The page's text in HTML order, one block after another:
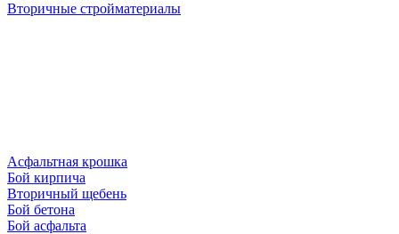
Вторичные стройматериалы
Асфальтная крошка
Бой кирпича
Вторичный щебень
Бой бетона
Бой асфальта